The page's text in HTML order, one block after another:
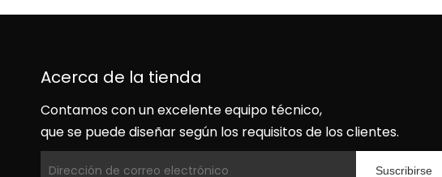
Acerca de la tienda
Contamos con un excelente equipo técnico,
que se puede diseñar según los requisitos de los clientes.
Suscribirse